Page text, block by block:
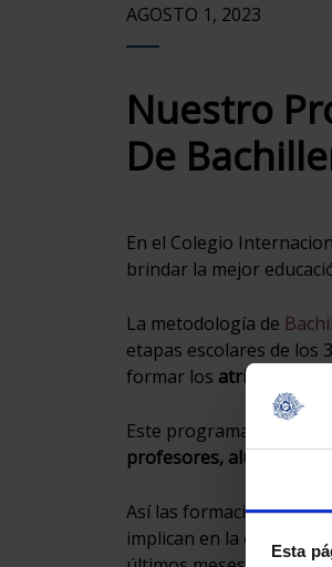
Esta
AGOSTO 1, 2023
Nuestro
De
En el Colegio
brindar la mejor
La metodología de
etapas escolares de los
formar los atributos del
Este programa basado
profesores, alumnos y
Así las formaciones de
implican en la